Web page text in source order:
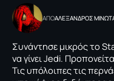
ΑΠΟΑΛΕΞΑΝΔΡΟΣ
Συνάντησε μικρός το
να γίνει Jedi.
Τις υπόλοιπες τις